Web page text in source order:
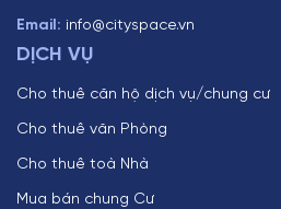
Email: info@cityspace.vn
DỊCH VỤ
Cho thuê căn hộ dịch vụ/chung cư
Cho thuê văn Phòng
Cho thuê toà Nhà
Mua bán chung Cư